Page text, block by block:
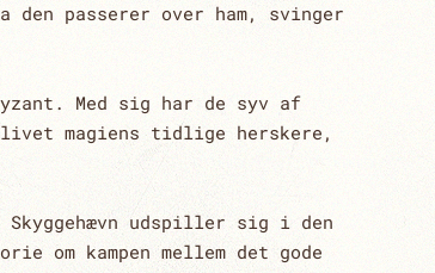
den passerer over ham, svinger
Med sig har de syv af
magiens tidlige herskere,
Skyggehævn udspiller sig i den
om kampen mellem det gode